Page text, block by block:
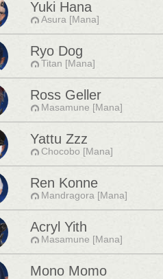
Yuki Hana
Asura [Mana]
Ryo Dog
Titan [Mana]
Ross Geller
Masamune [Mana]
Yattu Zzz
Chocobo [Mana]
Ren Konne
Mandragora [Mana]
Acryl Yith
Masamune [Mana]
Mono Momo